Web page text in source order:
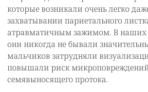
которые возникали очень легко
захватывании париетального
атравматичным зажимом. В наших
они никогда не бывали
мальчиков затрудняли
повышали риск
семявыносящего протока.